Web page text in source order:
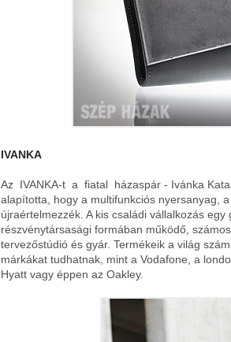
IVANKA
Az IVANKA‐t a fiatal házaspár ‐ Ivánka
alapította, hogy a multifunkciós nyersanyag,
újraértelmezzék. A kis családi vállalkozás
részvénytársasági formában működő,
tervezőstúdió és gyár. Termékeik a világ
márkákat tudhatnak, mint a Vodafone, a
Hyatt vagy éppen az Oakley.